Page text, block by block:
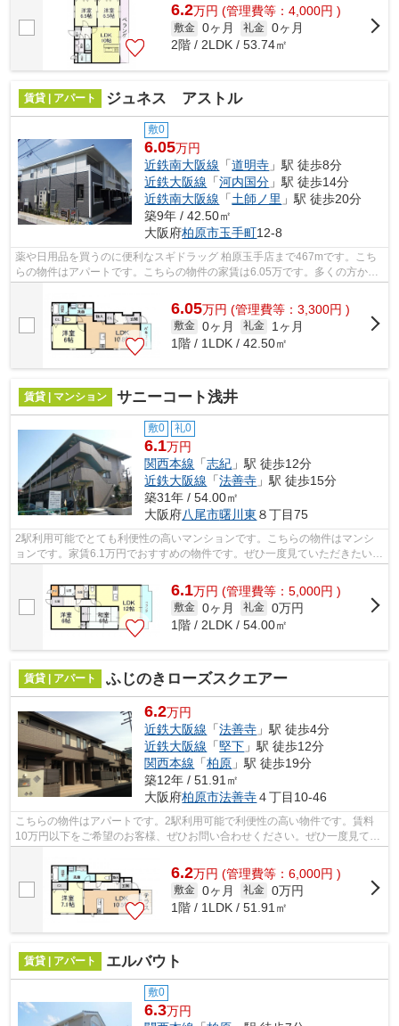
6.2万円 (管理費等：4,000円 )
敷金 0ヶ月 礼金 0ヶ月
2階 / 2LDK / 53.74㎡
賃貸 | アパート ジュネス アストル
敷0
6.05万円
近鉄南大阪線 「道明寺 」駅 徒歩8分
近鉄大阪線 「河内国分 」駅 徒歩14分
近鉄南大阪線 「土師ノ里 」駅 徒歩20分
築9年 / 42.50㎡
大阪府柏原市玉手町12-8
薬や日用品を買うのに便利なスギドラッグ 柏原玉手店まで467mです。こち
らの物件はアパートです。こちらの物件の家賃は6.05万です。多くの方から
6.05万円 (管理費等：3,300円 )
敷金 0ヶ月 礼金
1ヶ月
1階 / 1LDK / 42.50㎡
賃貸 | マンション サニーコート浅井
敷0 礼0
6.1万円
関西本線 「志紀 」駅 徒歩12分
近鉄大阪線 「法善寺 」駅 徒歩15分
築31年 / 54.00㎡
大阪府八尾市曙川東 ８丁目75
2駅利用可能でとても利便性の高いマンションです。こちらの物件はマンシ
ョンです。家賃6.1万円でおすすめの物件です。ぜひ一度見ていただきたい、
6.1万円 (管理費等：5,000円 )
敷金 0ヶ月 礼金 0万円
1階 / 2LDK / 54.00㎡
賃貸 | アパート ふじのきローズスクエアー
6.2万円
近鉄大阪線 「法善寺 」駅 徒歩4分
近鉄大阪線 「堅下 」駅 徒歩12分
関西本線 「柏原 」駅 徒歩19分
築12年 / 51.91㎡
大阪府柏原市法善寺４丁目10-46
こちらの物件はアパートです。2駅利用可能で利便性の高い物件です。賃料
10万円以下をご希望のお客様、ぜひお問い合わせください。ぜひ一度見てい
6.2万円 (管理費等：6,000円 )
敷金 0ヶ月 礼金 0万円
1階 / 1LDK / 51.91㎡
賃貸 | アパート エルバウト
敷0
6.3万円